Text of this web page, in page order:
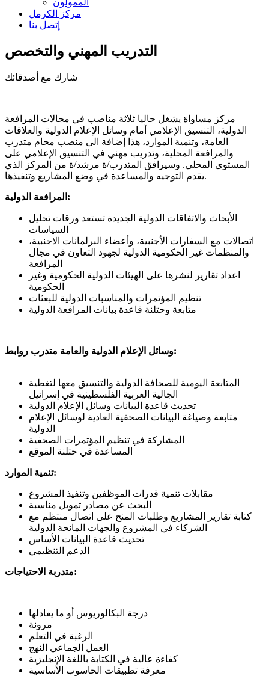
الممولون
مركز الكرمل
إتصل بنا
التدريب المهني والتخصص
شارك مع أصدقائك
مركز مساواة يشغل حاليا ثلاثة مناصب في مجالات المرافعة
الدولية، التنسيق الإعلامي أمام وسائل الإعلام الدولية والعلاقات
العامة، وتنمية الموارد، هذا إضافة الى منصب محام متدرب
والمرافعة المحلية، وتدريب مهني في التنسيق الإعلامي على
المستوى المحلي. وسيرافق المتدرب/ة مرشد/ة من المركز الذي
يقدم التوجيه والمساعدة في وضع المشاريع وتنفيذها.
المرافعة الدولية:
الأبحاث والاتفاقات الدولية الجديدة تستعد ورقات تحليل
السياسات
اتصالات مع السفارات الأجنبية، وأعضاء البرلمانات الاجنبية،
والمنظمات غير الحكومية الدولية لجهود التعاون في مجال
المرافعة
اعداد تقارير لنشرها على الهيئات الدولية الحكومية وغير
الحكومية
تنظيم المؤتمرات والمناسبات الدولية للبعثات
متابعة وحتلنة قاعدة بيانات المرافعة الدولية
وسائل الإعلام الدولية والعامة متدرب روابط:
المتابعة اليومية للصحافة الدولية والتنسيق معها لتغطية
الجالية العربية الفلسطينية في إسرائيل
تحديث قاعدة البيانات وسائل الإعلام الدولية
متابعة وصياغة البيانات الصحفية العادية لوسائل الإعلام
الدولية
المشاركة في تنظيم المؤتمرات الصحفية
المساعدة في حتلنة الموقع
تنمية الموارد:
البحث عن مصادر تمويل مناسبة
كتابة تقارير المشاريع وطلبات المنح على اتصال منتظم مع
الشركاء في المشروع والجهات المانحة الدولية
تحديث قاعدة البيانات الأساس
الدعم التنظيمي
متدربة الاحتياجات:
درجة البكالوريوس أو ما يعادلها
مرونة
الرغبة في التعلم
العمل الجماعي النهج
كفاءة عالية في الكتابة باللغة الإنجليزية
معرفة تطبيقات الحاسوب الأساسية